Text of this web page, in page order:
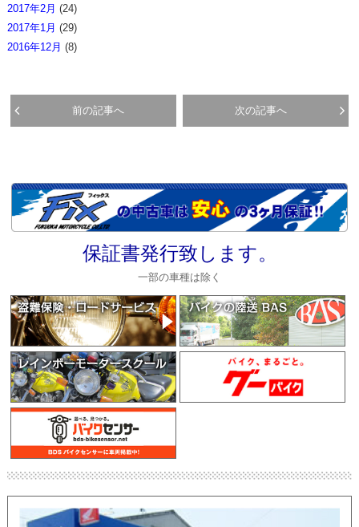
2017年2月 (24)
2017年1月 (29)
2016年12月 (8)
前の記事へ 次の記事へ
保証書発行致します。
一部の車種は除く